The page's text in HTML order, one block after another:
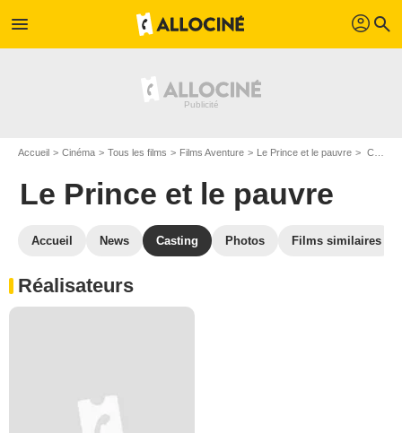
menu profil search
Accueil Cinéma Tous les films Films Aventure Le Prince et le pauvre Casting Le Prince et le pauvre
Le Prince et le pauvre
Accueil News Casting Photos Films similaires
Réalisateurs